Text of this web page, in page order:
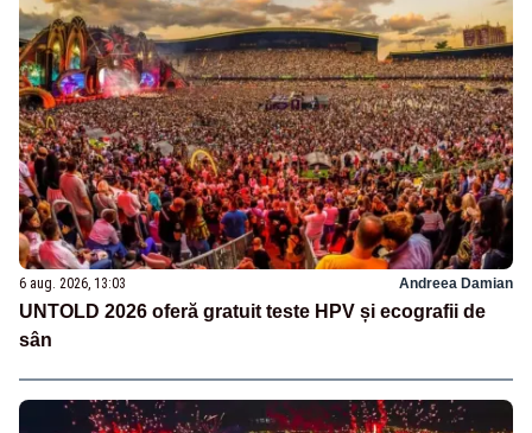
6 aug. 2026, 13:03 Andreea Damian
UNTOLD 2026 oferă gratuit teste HPV și ecografii de
sân